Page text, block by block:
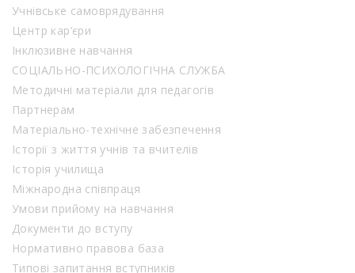
Учнівське самоврядування
Центр кар’єри
Інклюзивне навчання
СОЦІАЛЬНО-ПСИХОЛОГІЧНА СЛУЖБА
Методичні матеріали для педагогів
Партнерам
Матеріально-технічне забезпечення
Історії з життя учнів та вчителів
Історія училища
Міжнародна співпраця
Умови прийому на навчання
Документи до вступу
Нормативно правова база
Типові запитання вступників